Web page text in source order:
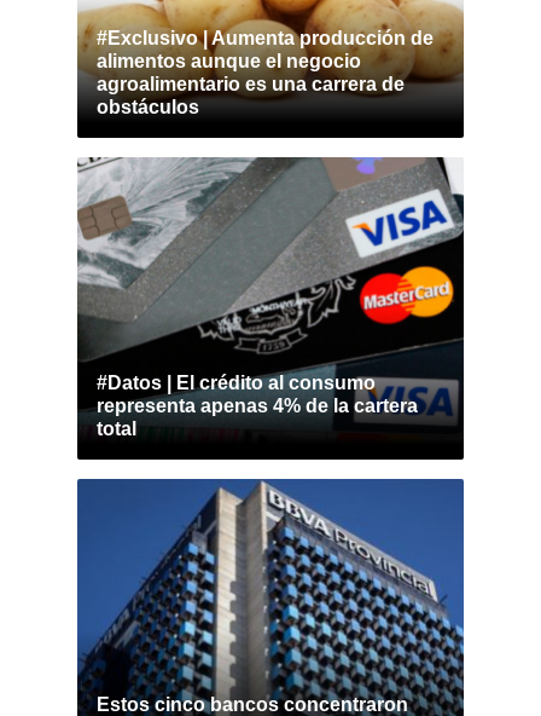
#Exclusivo | Aumenta producción de
alimentos aunque el negocio
agroalimentario es una carrera de
obstáculos
#Datos | El crédito al consumo
representa apenas 4% de la cartera
total
Estos cinco bancos concentraron